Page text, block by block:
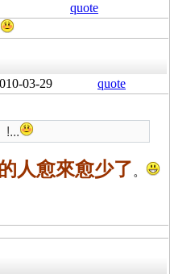
quote
03-29 quote
!...
人愈來愈少了。